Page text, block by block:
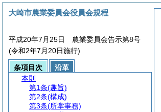
大崎市農業委員会役員会規程
平成20年7月25日 農業委員会告示第8号
(令和2年7月20日施行)
条項目次
沿革
本則
第1条(趣旨)
第2条(構成)
第3条(所掌事務)